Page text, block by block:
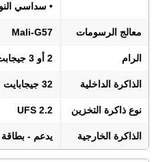
• سداسي النواة 1.8
معالج الرسومات Mali-G57
الرام 2 أو 3 جيجابت
الذاكرة الداخلية 32 جيجابايت
نوع ذاكرة التخزين UFS 2.2
الذاكرة الخارجية يدعم - بطاقة MicroSD